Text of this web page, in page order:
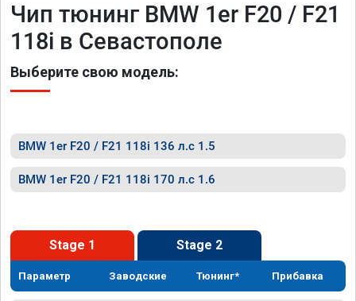
Чип тюнинг BMW 1er F20 / F21
118i в Севастополе
Выберите свою модель:
BMW 1er F20 / F21 118i 136 л.с 1.5
BMW 1er F20 / F21 118i 170 л.с 1.6
Stage 1 Stage 2
Параметр Заводские Тюнинг* Прибавка